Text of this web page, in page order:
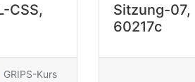
CSS,
GRIPS-Kurs
Sitzung-07,
60217c